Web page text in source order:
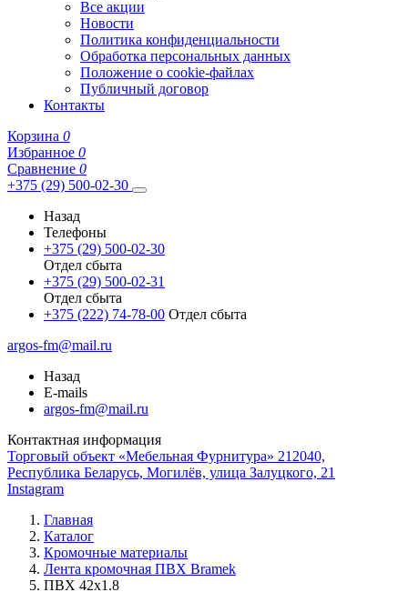
Все акции
Новости
Политика конфиденциальности
Обработка персональных данных
Положение о cookie-файлах
Публичный договор
Контакты
Корзина 0
Избранное 0
Сравнение 0
+375 (29) 500-02-30
Назад
Телефоны
+375 (29) 500-02-30
Отдел сбыта
+375 (29) 500-02-31
Отдел сбыта
+375 (222) 74-78-00 Отдел сбыта
argos-fm@mail.ru
Назад
E-mails
argos-fm@mail.ru
Контактная информация
Торговый объект «Мебельная Фурнитура» 212040,
Республика Беларусь, Могилёв, улица Залуцкого, 21
Instagram
Главная
Каталог
Кромочные материалы
Лента кромочная ПВХ Bramek
ПВХ 42х1.8